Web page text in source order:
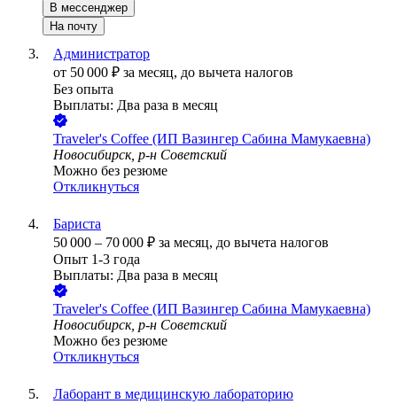
В мессенджер
На почту
Администратор
от 50 000 ₽ за месяц, до вычета налогов
Без опыта
Выплаты: Два раза в месяц
Traveler's Coffee (ИП Вазингер Сабина Мамукаевна)
Новосибирск, р-н Советский
Можно без резюме
Откликнуться
Бариста
50 000 – 70 000 ₽ за месяц, до вычета налогов
Опыт 1-3 года
Выплаты: Два раза в месяц
Traveler's Coffee (ИП Вазингер Сабина Мамукаевна)
Новосибирск, р-н Советский
Можно без резюме
Откликнуться
Лаборант в медицинскую лабораторию